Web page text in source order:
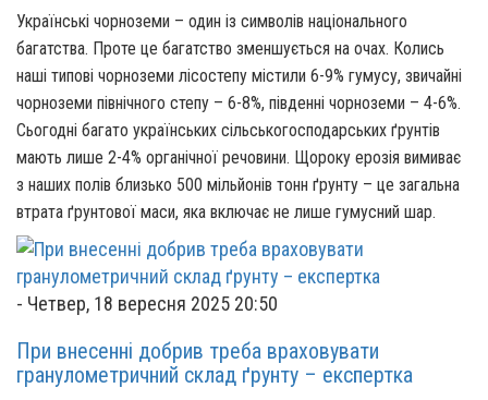
Українські чорноземи – один із символів національного
багатства. Проте це багатство зменшується на очах. Колись
наші типові чорноземи лісостепу містили 6-9% гумусу, звичайні
чорноземи північного степу – 6-8%, південні чорноземи – 4-6%.
Сьогодні багато українських сільськогосподарських ґрунтів
мають лише 2-4% органічної речовини. Щороку ерозія вимиває
з наших полів близько 500 мільйонів тонн ґрунту – це загальна
втрата ґрунтової маси, яка включає не лише гумусний шар.
- Четвер, 18 вересня 2025 20:50
При внесенні добрив треба враховувати
гранулометричний склад ґрунту – експертка